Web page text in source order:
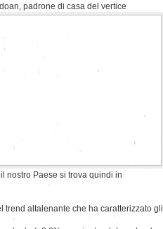
padrone di casa del vertice
nostro Paese si trova quindi in
trend altalenante che ha caratterizzato gli